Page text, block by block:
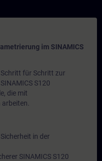
im SINAMICS
Schritt für Schritt zur
S120
die mit
in der
SINAMICS S120